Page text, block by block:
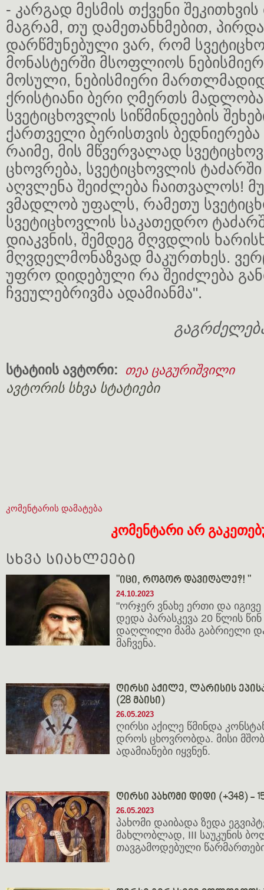
- კარგად მესმის თქვენი
მაგრამ, თუ დამეთანხმებით,
დარწმუნებული ვარ, რომ
მონასტერში მსოფლიოს
მოსული, ნებისმიერი
ქრისტიანი ბერი ღმერთს
სვეტიცხოვლის სიწმინდეების
ქართველი ბერისთვის ბედნიერება
რაიმე, მის მწვერვალად
ცხოვრება, სვეტიცხოვლის
აღვლენა შეიძლება ჩაითვალოს!
ვმადლობ უფალს, რამეთუ
სვეტიცხოვლის საკათედრო
დიაკვნის, შემდეგ მღვდლის
მღვდელმონაზვად მაკურთხეს.
უფრო დიდებული რა შეიძლება
ჩვეულებრივმა ადამიანმა".
სტატიის ავტორი: თეა ცაგურიშვილი
ავტორის სხვა სტატიები
კომენტარის დამატება
კომენტარი არ
სხვა სიახლეები
"იცი, როგორ დავიღალე?! "
24.10.2023
"ორჯერ ვნახე ერთი და იგივე
დედა პარასკევა 20 წლის
დაღლილი მამა გაბრიელი
მაჩვენა.
ღირსი აქილე, ლარისის
(28 მაისი)
26.05.2023
ღირსი აქილე წმინდა
დროს ცხოვრობდა. მისი
ადამიანები იყვნენ.
ღირსი პახომი დიდი (+348) -
26.05.2023
პახომი დაიბადა ზედა
მახლობლად, III საუკუნის
თავგამოდებული წარმართები